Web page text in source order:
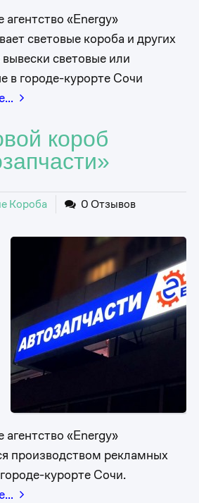
агентство «Energy»
световые короба и других
световые или
в городе-курорте Сочи
короб
Короба 0 Отзывов
агентство «Energy»
производством рекламных
курорте Сочи.